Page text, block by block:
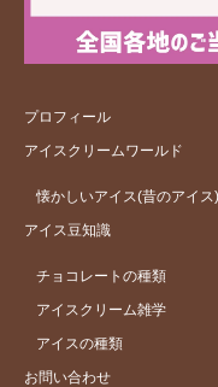
プロフィール
アイスクリームワールド
懐かしいアイス(昔のアイス)
アイス豆知識
チョコレートの種類
アイスクリーム雑学
アイスの種類
お問い合わせ